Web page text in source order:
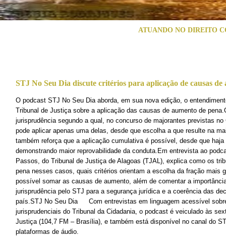
ATUANDO NO DIREITO
STJ No Seu Dia discute critérios para aplicação de causas de
​O podcast STJ No Seu Dia aborda, em sua nova edição, o
Tribunal de Justiça sobre a aplicação das causas de aumento de
jurisprudência segundo a qual, no concurso de majorantes previstas
pode aplicar apenas uma delas, desde que escolha a que resulte na
também reforça que a aplicação cumulativa é possível, desde que
demonstrando maior reprovabilidade da conduta.Em entrevista ao
Passos, do Tribunal de Justiça de Alagoas (TJAL), explica como os
pena nesses casos, quais critérios orientam a escolha da fração mais
possível somar as causas de aumento, além de comentar a
jurisprudência pelo STJ para a segurança jurídica e a coerência das
país.STJ No Seu Dia Com entrevistas em linguagem acessível
jurisprudenciais do Tribunal da Cidadania, o podcast é veiculado às
Justiça (104,7 FM – Brasília), e também está disponível no canal do
plataformas de áudio.